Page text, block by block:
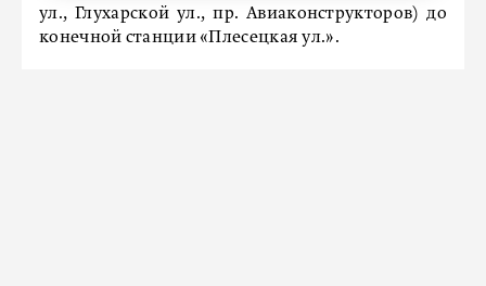
ул., Глухарской ул., пр. Авиаконструкторов) до
конечной станции «Плесецкая ул.».